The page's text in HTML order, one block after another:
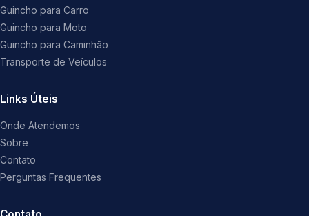
Guincho para Carro
Guincho para Moto
Guincho para Caminhão
Transporte de Veículos
Links Úteis
Onde Atendemos
Sobre
Contato
Perguntas Frequentes